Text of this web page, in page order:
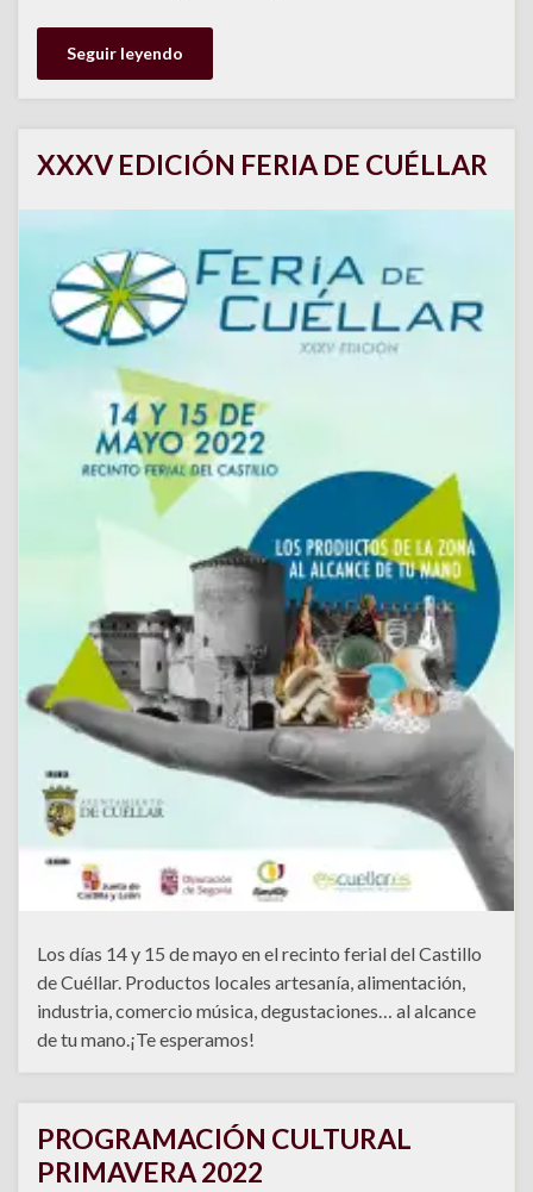
Seguir leyendo
XXXV EDICIÓN FERIA DE CUÉLLAR
Los días 14 y 15 de mayo en el recinto ferial del Castillo
de Cuéllar. Productos locales artesanía, alimentación,
industria, comercio música, degustaciones… al alcance
de tu mano.¡Te esperamos!
PROGRAMACIÓN CULTURAL
PRIMAVERA 2022